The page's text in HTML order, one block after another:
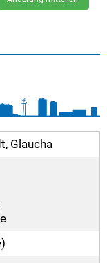
Glaucha